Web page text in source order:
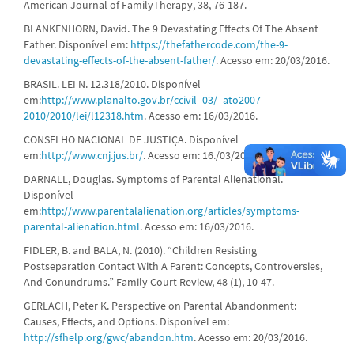
American Journal of FamilyTherapy, 38, 76-187.
BLANKENHORN, David. The 9 Devastating Effects Of The Absent
Father. Disponível em: https://thefathercode.com/the-9-
devastating-effects-of-the-absent-father/. Acesso em: 20/03/2016.
BRASIL. LEI N. 12.318/2010. Disponível
em:http://www.planalto.gov.br/ccivil_03/_ato2007-
2010/2010/lei/l12318.htm. Acesso em: 16/03/2016.
CONSELHO NACIONAL DE JUSTIÇA. Disponível
em:http://www.cnj.jus.br/. Acesso em: 16./03/2016
DARNALL, Douglas. Symptoms of Parental Alienational.
Disponível
em:http://www.parentalalienation.org/articles/symptoms-
parental-alienation.html. Acesso em: 16/03/2016.
FIDLER, B. and BALA, N. (2010). “Children Resisting
Postseparation Contact With A Parent: Concepts, Controversies,
And Conundrums.” Family Court Review, 48 (1), 10-47.
GERLACH, Peter K. Perspective on Parental Abandonment:
Causes, Effects, and Options. Disponível em:
http://sfhelp.org/gwc/abandon.htm. Acesso em: 20/03/2016.